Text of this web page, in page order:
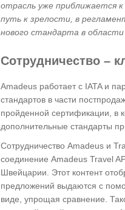
отрасль уже приближается
путь к зрелости, в
нового стандарта в области
Сотрудничество –
Amadeus работает с IATA и
стандартов в части
пройденной сертификации, в
дополнительные стандарты
Сотрудничество Amadeus и
соединение Amadeus Travel
Швейцарии. Этот контент
предложений выдаются с
виде, упрощая сравнение.